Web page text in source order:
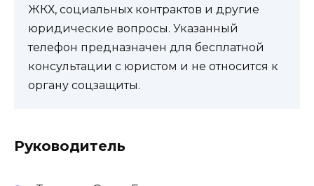
ЖКХ, социальных контрактов и другие
юридические вопросы. Указанный
телефон предназначен для бесплатной
консультации с юристом и не относится к
органу соцзащиты.
Руководитель